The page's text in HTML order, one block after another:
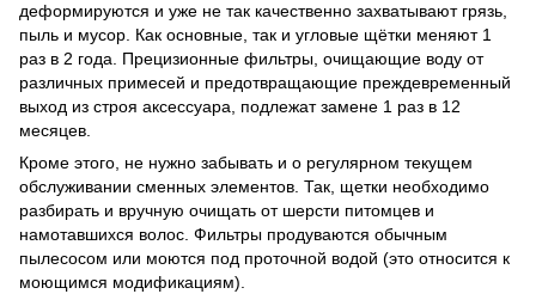
деформируются и уже не так качественно захватывают грязь,
пыль и мусор. Как основные, так и угловые щётки меняют 1
раз в 2 года. Прецизионные фильтры, очищающие воду от
различных примесей и предотвращающие преждевременный
выход из строя аксессуара, подлежат замене 1 раз в 12
месяцев.
Кроме этого, не нужно забывать и о регулярном текущем
обслуживании сменных элементов. Так, щетки необходимо
разбирать и вручную очищать от шерсти питомцев и
намотавшихся волос. Фильтры продуваются обычным
пылесосом или моются под проточной водой (это относится к
моющимся модификациям).